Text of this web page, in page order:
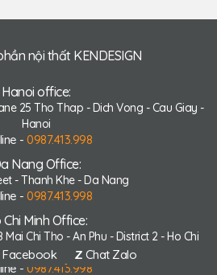
nội thất KENDESIGN
Hanoi office:
25 Tho Thap - Dich Vong - Cau Giay -
Hanoi
- 0987.413.998
Nang Office:
- Thanh Khe - Da Nang
- 0987.413.998
Chi Minh Office:
Mai Chi Tho - An Phu - District 2 - Ho Chi
Minh
- 0987.413.998
Facebook Z Chat Zalo